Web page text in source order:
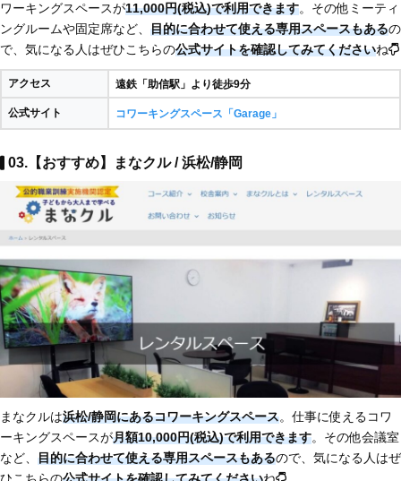
ワーキングスペースが11,000円(税込)で利用できます。その他ミーティ
ングルームや固定席など、 目的に合わせて使える専用スペースもあるの
で、気になる人はぜひこちらの公式サイトを確認してみてくださいね
アクセス 遠鉄「助信駅」より徒歩9分
公式サイト コワーキングスペース「Garage」
03.【おすすめ】まなクル / 浜松/静岡
まなクルは浜松/静岡にあるコワーキングスペース。仕事に使えるコワ
ーキングスペースが月額10,000円(税込)で利用できます。その他会議室
など、 目的に合わせて使える専用スペースもあるので、気になる人はぜ
ひこちらの公式サイトを確認してみてくださいね